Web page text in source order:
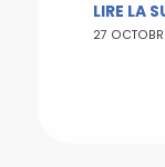
LIRE LA
27